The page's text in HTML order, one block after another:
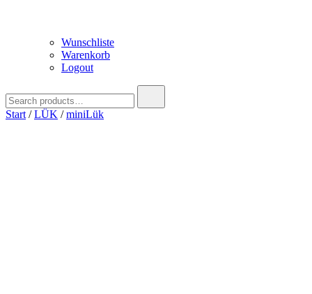
Wunschliste
Warenkorb
Logout
for:
Start /LÜK /miniLük